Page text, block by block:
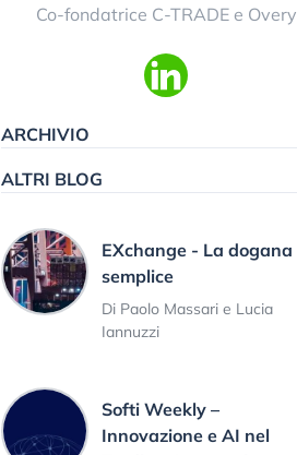
Co-fondatrice C-TRADE e Overy
ARCHIVIO
ALTRI BLOG
EXchange - La dogana
semplice
Di Paolo Massari e Lucia
Iannuzzi
Softi Weekly –
Innovazione e AI nel